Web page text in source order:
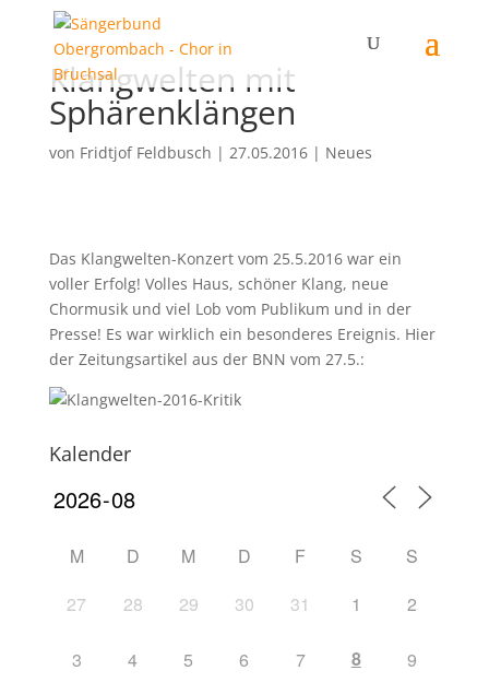
Klangwelten mit
Sphärenklängen
von Fridtjof Feldbusch | 27.05.2016| Neues
Das Klangwelten-Konzert vom 25.5.2016 war ein
voller Erfolg! Volles Haus, schöner Klang, neue
Chormusik und viel Lob vom Publikum und in der
Presse! Es war wirklich ein besonderes Ereignis. Hier
der Zeitungsartikel aus der BNN vom 27.5.:
Kalender
M D M D F S
S
27
28 29 30 31 1 2
3 4 5 6 7 8 9